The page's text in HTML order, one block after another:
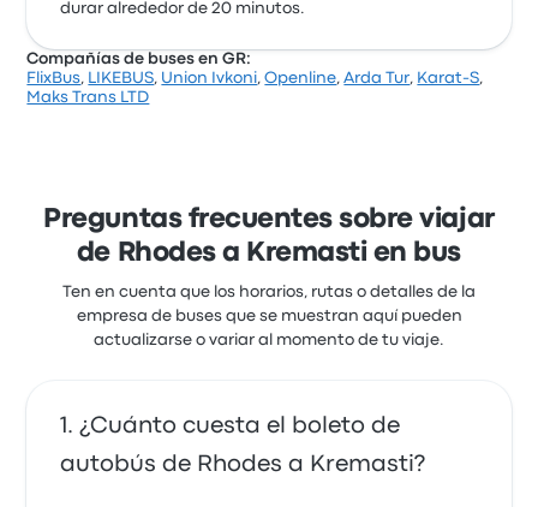
durar alrededor de 20 minutos.
Compañías de buses en GR:
FlixBus, LIKEBUS, Union Ivkoni,Openline,Arda Tur, Karat-S,
Maks Trans LTD
Preguntas frecuentes sobre viajar
de Rhodes a Kremasti en bus
Ten en cuenta que los horarios, rutas o detalles de la
empresa de buses que se muestran aquí pueden
actualizarse o variar al momento de tu viaje.
¿Cuánto cuesta el boleto de
autobús de Rhodes a Kremasti?